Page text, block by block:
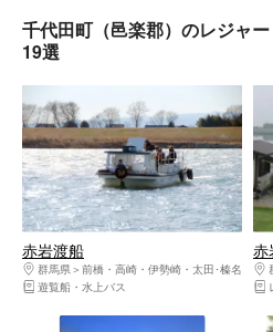
千代田町（邑楽郡）のレジャ
19選
赤岩渡船
群馬県
前橋・高崎・伊勢崎・太田･榛名
遊覧船・水上バス
赤